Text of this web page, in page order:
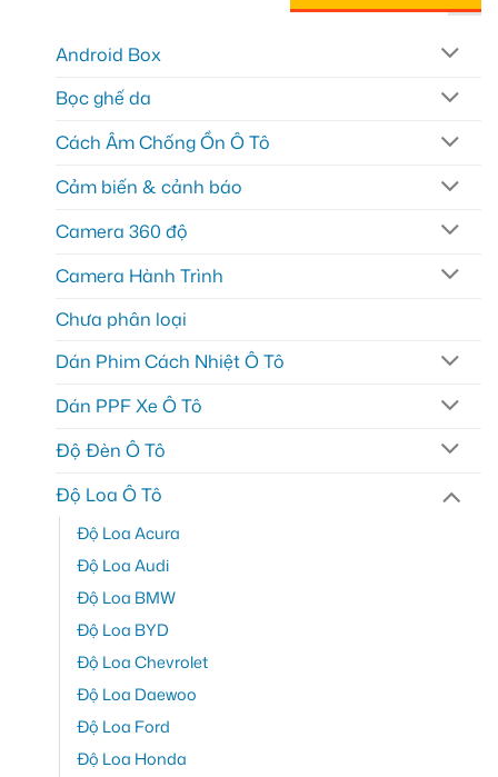
Android Box
Bọc ghế da
Cách Âm Chống Ồn Ô Tô
Cảm biến & cảnh báo
Camera 360 độ
Camera Hành Trình
Chưa phân loại
Dán Phim Cách Nhiệt Ô Tô
Dán PPF Xe Ô Tô
Độ Đèn Ô Tô
Độ Loa Ô Tô
Độ Loa Acura
Độ Loa Audi
Độ Loa BMW
Độ Loa BYD
Độ Loa Chevrolet
Độ Loa Daewoo
Độ Loa Ford
Độ Loa Honda